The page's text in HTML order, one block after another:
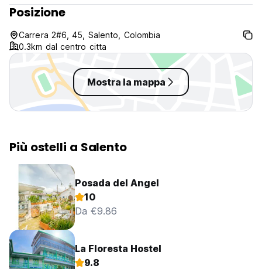
Posizione
Carrera 2#6, 45, Salento, Colombia
0.3km dal centro citta
Mostra la mappa
Più ostelli a Salento
Posada del Angel
10
Da €9.86
La Floresta Hostel
9.8